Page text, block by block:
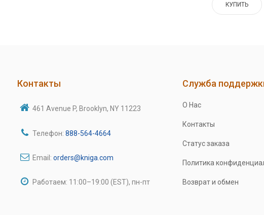
КУПИТЬ
Контакты
461 Avenue P, Brooklyn, NY 11223
Телефон: 888-564-4664
Email: orders@kniga.com
Работаем: 11:00–19:00 (EST), пн-пт
Служба
О Нас
Контакты
Статус заказа
Политика
Возврат и обмен